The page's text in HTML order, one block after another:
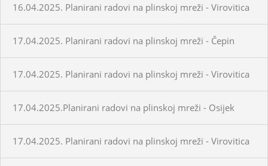
16.04.2025. Planirani radovi na plinskoj mreži - Virovitica
17.04.2025. Planirani radovi na plinskoj mreži - Čepin
17.04.2025. Planirani radovi na plinskoj mreži - Virovitica
17.04.2025.Planirani radovi na plinskoj mreži - Osijek
17.04.2025. Planirani radovi na plinskoj mreži - Virovitica